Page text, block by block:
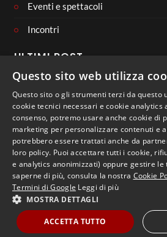
Eventi e spettacoli
Incontri
ULTIMI POST
CONNECT
Copyright 2023 - Libera Università di
IULM
Questo sito web utilizza
Questo sito o gli strumenti terzi da questo
cookie tecnici necessari e cookie analytics
consenso, potremo usare anche cookie di
marketing per personalizzare contenuti e
potrebbero essere trattati anche da
loro policy. Puoi accettare tutti i cookie,
e analytics anonimizzati) oppure gestire le
saperne di più, consulta la nostra Cookie
Termini di Google Leggi di più
MOSTRA DETTAGLI
ACCETTA TUTTO